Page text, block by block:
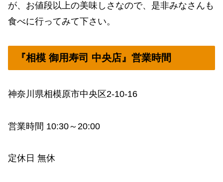
が、お値段以上の美味しさなので、是非みなさんも
食べに行ってみて下さい。
『相模 御用寿司 中央店』営業時間
神奈川県相模原市中央区2-10-16
営業時間 10:30～20:00
定休日 無休